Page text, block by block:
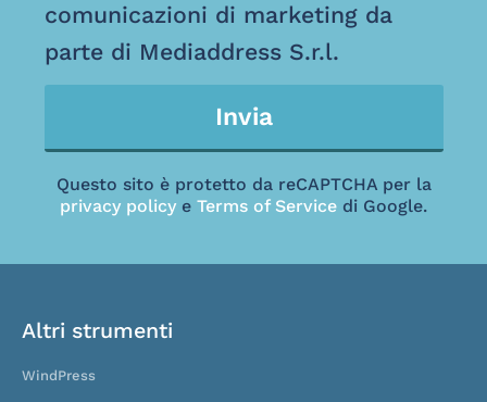
comunicazioni di marketing da
parte di Mediaddress S.r.l.
Invia
Questo sito è protetto da reCAPTCHA per la
privacy policy e Terms of Service di Google.
Altri strumenti
WindPress